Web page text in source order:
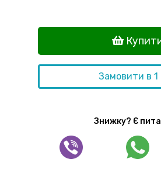
Замовити в 1
Знижку? Є